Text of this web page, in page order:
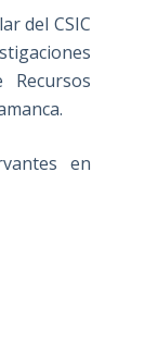
del CSIC